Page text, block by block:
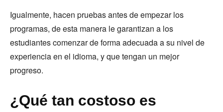
Igualmente, hacen pruebas antes de empezar los
programas, de esta manera le garantizan a los
estudiantes comenzar de forma adecuada a su nivel de
experiencia en el idioma, y que tengan un mejor
progreso.
¿Qué tan costoso es